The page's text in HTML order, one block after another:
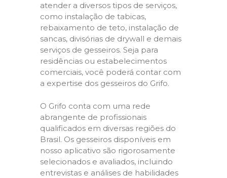
atender a diversos tipos de serviços,
como instalação de tabicas,
rebaixamento de teto, instalação de
sancas, divisórias de drywall e demais
serviços de gesseiros. Seja para
residências ou estabelecimentos
comerciais, você poderá contar com
a expertise dos gesseiros do Grifo.
O Grifo conta com uma rede
abrangente de profissionais
qualificados em diversas regiões do
Brasil. Os gesseiros disponíveis em
nosso aplicativo são rigorosamente
selecionados e avaliados, incluindo
entrevistas e análises de habilidades